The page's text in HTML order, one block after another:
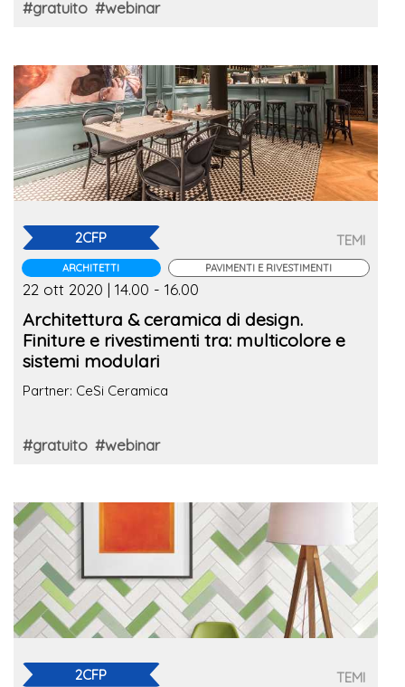
#gratuito #webinar
2CFP
ARCHITETTI
TEMI
PAVIMENTI E RIVESTIMENTI
22 ott 2020 | 14.00 - 16.00
Architettura & ceramica di design.
Finiture e rivestimenti tra: multicolore e
sistemi modulari
Partner: CeSi Ceramica
#gratuito #webinar
2CFP TEMI